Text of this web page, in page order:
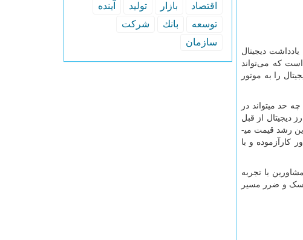
دیجیتال
است که می‌تواند
را به موتور
حد می­تواند در
دیجیتال از قبل
بیشتر شده است و این می­تواند یک انگیزه برای ورود به بازار ارزهای دیجیتال باشد. اما نکته مهمی ­که حائز اهمیت است که خود این رشد قیمت می­
کارآزموده و با
با تجربه
ریسک و ضرر مسیر
اقتصاد بازار تولید
آینده
توسعه
بانك
شركت
سازمان